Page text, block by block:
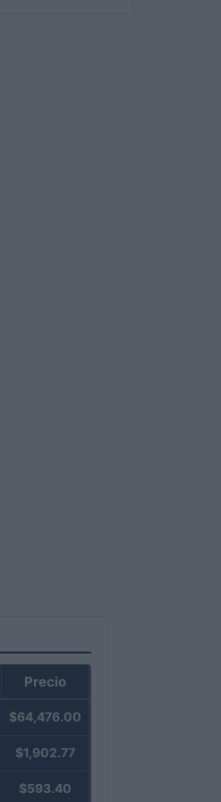
Precio
$64,476.00
$1,902.77
$593.40